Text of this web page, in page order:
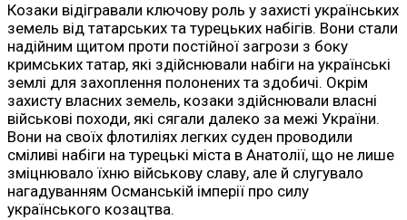
Козаки відігравали ключову роль у захисті українських
земель від татарських та турецьких набігів. Вони стали
надійним щитом проти постійної загрози з боку
кримських татар, які здійснювали набіги на українські
землі для захоплення полонених та здобичі. Окрім
захисту власних земель, козаки здійснювали власні
військові походи, які сягали далеко за межі України.
Вони на своїх флотиліях легких суден проводили
сміливі набіги на турецькі міста в Анатолії, що не лише
зміцнювало їхню військову славу, але й слугувало
нагадуванням Османській імперії про силу
українського козацтва.